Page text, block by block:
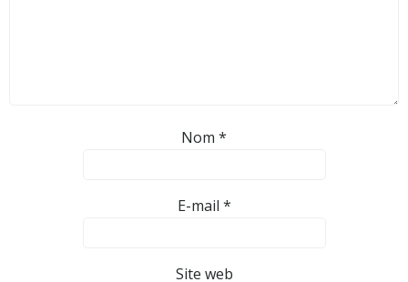
Nom *
E-mail *
Site web